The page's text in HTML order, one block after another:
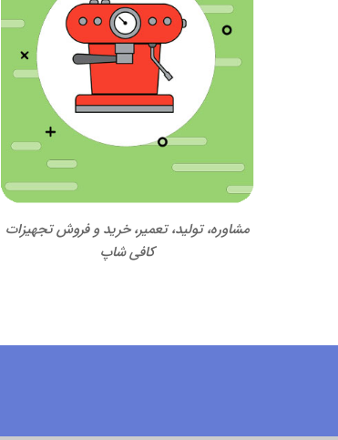
مشاوره، تولید، تعمیر، خرید و فروش تجهیزات
کافی شاپ